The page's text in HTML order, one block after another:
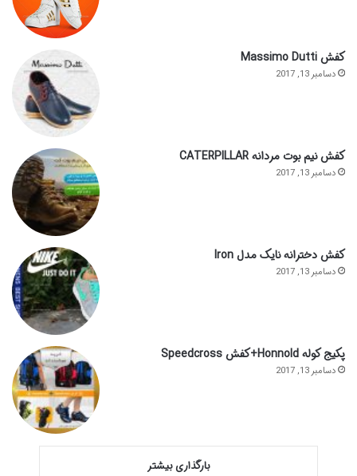
کفش Massimo Dutti
دسامبر 13, 2017
کفش نیم بوت مردانه CATERPILLAR
دسامبر 13, 2017
کفش دخترانه نایک مدل Iron
دسامبر 13, 2017
پکیج کوله Honnold+کفش Speedcross
دسامبر 13, 2017
بارگذاری بیشتر